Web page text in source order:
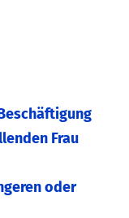
Frau
oder